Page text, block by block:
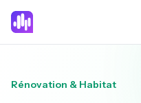
Rénovation & Habitat